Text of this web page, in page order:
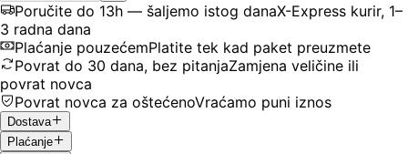
Poručite do 13h — šaljemo istog danaX-Express kurir, 1–
3 radna dana
Plaćanje pouzećemPlatite tek kad paket preuzmete
Povrat do 30 dana, bez pitanjaZamjena veličine ili
povrat novca
Povrat novca za oštećenoVraćamo puni iznos
Dostava
Plaćanje